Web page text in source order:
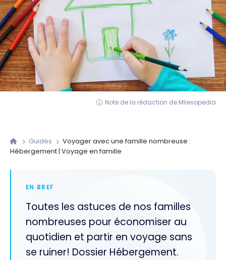
Note de la rédaction de Milesopedia
Guides
Voyager avec une famille nombreuse :
Hébergement | Voyage en famille
EN BREF
Toutes les astuces de nos familles
nombreuses pour économiser au
quotidien et partir en voyage sans
se ruiner! Dossier Hébergement.